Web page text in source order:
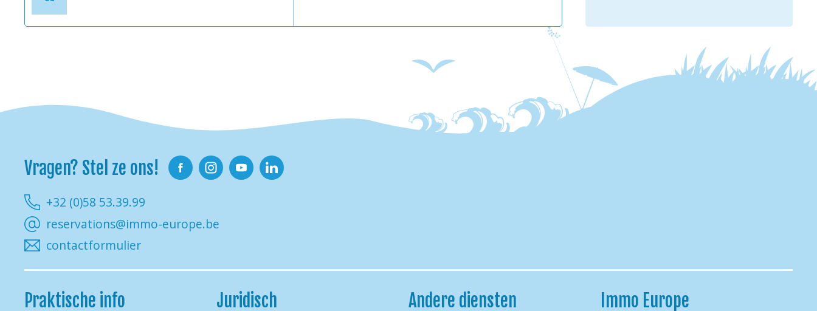
Vragen? Stel ze ons!
+32 (0)58 53.39.99
reservations@immo-europe.be
contactformulier
Praktische info Juridisch Andere diensten Immo Europe